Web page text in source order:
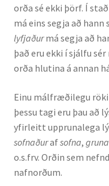
orða sé ekki þörf. Í
má eins segja að hann
lyfjaðurmá segja að
það eru ekki í sjálfu
orða hlutina á annan
Einu málfræðilegu
þessu tagi eru þau að
yfirleitt upprunalega
sofnaðurafsofna,
o.s.frv. Orðin sem
nafnorðum.